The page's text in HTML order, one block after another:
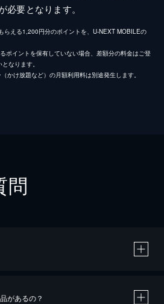
要となります。
らえる1,200円分のポイントを、U-NEXT MOBILEの
ポイントを保有していない場合、差額分の料金はご登
なります。
かけ放題など）の月額利用料は別途発生します。
問
があるの？